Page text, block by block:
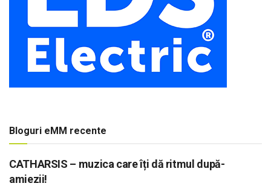
Bloguri eMM recente
CATHARSIS – muzica care îți dă ritmul după-
amiezii!